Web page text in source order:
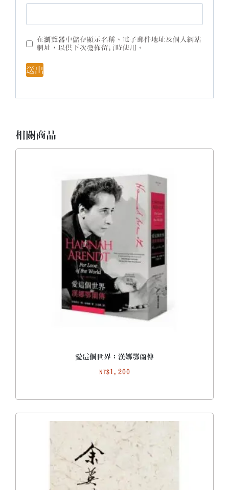
在瀏覽器中儲存顯示名稱、電子郵件地址及個人網站
網址，以供下次發佈留言時使用。
相關商品
愛這個世界：漢娜鄂蘭傳
NT$1,200